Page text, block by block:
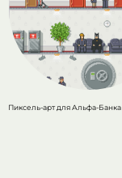
Пиксель-арт для Альфа-Банка